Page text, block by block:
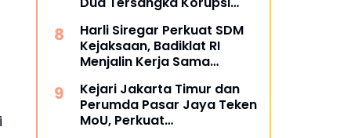
Langsung Dijebloskan ke
Penjara
Harli Siregar Perkuat SDM
Kejaksaan, Badiklat RI
Menjalin Kerja Sama
Kejari Jakarta Timur dan
Perumda Pasar Jaya Teken
MoU, Perkuat